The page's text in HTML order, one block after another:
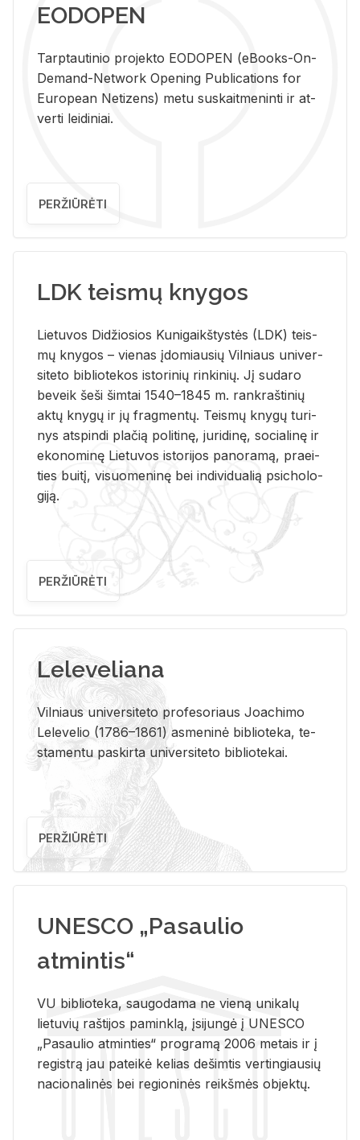
EODOPEN
Tarp­tau­ti­nio pro­jek­to EO­DO­PEN (eBo­oks-On-
De­mand-Ne­twork Ope­ning Pub­li­ca­tions for
Eu­ro­pe­an Ne­ti­zens) metu su­skait­me­nin­ti ir at­
ver­ti lei­di­niai.
PERŽIŪRĖTI
LDK teismų knygos
Lie­tu­vos Di­džio­sios Ku­ni­gaikš­tys­tės (LDK) teis­
mų kny­gos – vie­nas įdo­miau­sių Vil­niaus uni­ver­
si­te­to bi­b­lio­te­kos is­to­ri­nių rin­ki­nių. Jį su­da­ro
be­veik šeši šim­tai 1540–1845 m. rank­raš­ti­nių
aktų kny­gų ir jų frag­men­tų. Teis­mų kny­gų tu­ri­
nys at­spin­di pla­čią po­li­ti­nę, ju­ri­di­nę, so­cia­li­nę ir
eko­no­mi­nę Lie­tu­vos is­to­ri­jos pa­no­ra­mą, pra­ei­
ties bui­tį, vi­suo­me­ni­nę bei in­di­vi­dua­lią psi­cho­lo­
gi­ją.
PERŽIŪRĖTI
Leleveliana
Vil­niaus uni­ver­si­te­to pro­fe­so­riaus Jo­a­chi­mo
Le­le­ve­lio (1786–1861) as­me­ni­nė bi­b­lio­te­ka, te­
sta­men­tu pa­skir­ta uni­ver­si­te­to bi­b­lio­te­kai.
PERŽIŪRĖTI
UNESCO „Pasaulio
atmintis“
VU biblioteka, saugodama ne vieną unikalų
lietuvių raštijos paminklą, įsijungė į UNESCO
„Pasaulio atminties“ programą 2006 metais ir į
registrą jau pateikė kelias dešimtis vertingiausių
nacionalinės bei regioninės reikšmės objektų.